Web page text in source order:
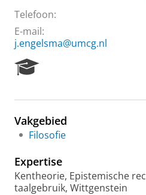
Telefoon:
E-mail:
j.engelsma@umcg.nl
e
r
c
P
o
r
Vakgebied
Filosofie
Expertise
Kentheorie, Epistemische
taalgebruik, Wittgenstein